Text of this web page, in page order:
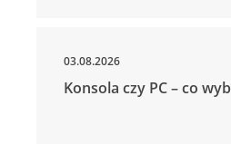
03.08.2026
Konsola czy PC – co